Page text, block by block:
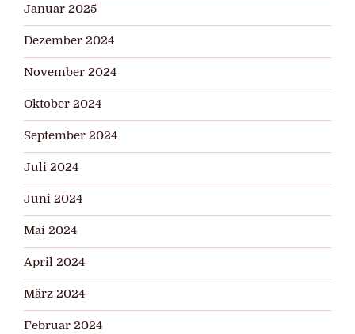
Januar 2025
Dezember 2024
November 2024
Oktober 2024
September 2024
Juli 2024
Juni 2024
Mai 2024
April 2024
März 2024
Februar 2024